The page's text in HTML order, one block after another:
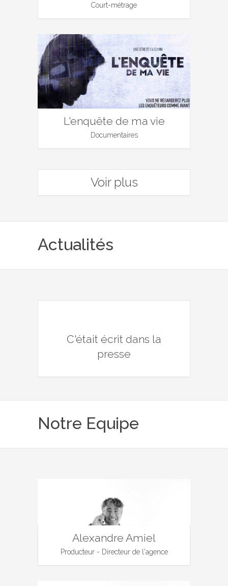
Court-métrage
L'enquête de ma vie
Documentaires
Voir plus
Actualités
C'était écrit dans la
presse
Notre Equipe
Alexandre Amiel
Producteur - Directeur de l'agence